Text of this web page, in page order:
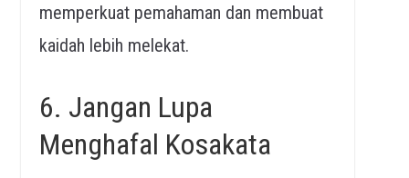
memperkuat pemahaman dan membuat
kaidah lebih melekat.
6. Jangan Lupa
Menghafal Kosakata